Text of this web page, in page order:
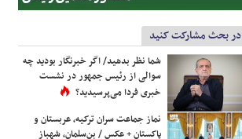
در بحث مشارکت کنید
شما نظر بدهید/ اگر خبرنگار بودید چه
سوالی از رئیس جمهور در نشست
خبری فردا می‌پرسیدید؟
نماز جماعت سران ترکیه، عربستان و
پاکستان + عکس / بن‌سلمان، شهباز